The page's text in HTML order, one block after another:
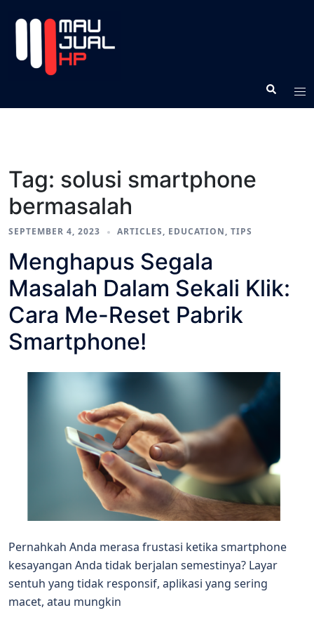
Tag: solusi smartphone
bermasalah
SEPTEMBER 4, 2023 ARTICLES, EDUCATION, TIPS
Menghapus Segala
Masalah Dalam Sekali Klik:
Cara Me-Reset Pabrik
Smartphone!
Pernahkah Anda merasa frustasi ketika smartphone
kesayangan Anda tidak berjalan semestinya? Layar
sentuh yang tidak responsif, aplikasi yang sering
macet, atau mungkin